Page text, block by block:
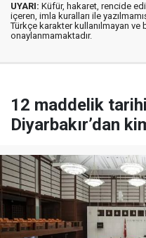
UYARI: Küfür, hakaret, rencide
içeren, imla kuralları ile
Türkçe karakter kullanılmayan ve
onaylanmamaktadır.
12 maddelik
Diyarbakır’dan